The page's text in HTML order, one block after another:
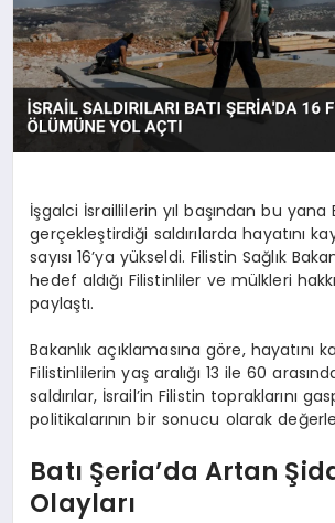
SPOR
TEKNOLOJI
İşgalci İsraillilerin yıl başından bu yana
gerçekleştirdiği saldırılarda hayatını
sayısı 16’ya yükseldi. Filistin Sağlık
hedef aldığı Filistinliler ve mülkleri
paylaştı.
Bakanlık açıklamasına göre, hayatını
Filistinlilerin yaş aralığı 13 ile 60
saldırılar, İsrail’in Filistin topraklarını
politikalarının bir sonucu olarak
Batı Şeria’da Artan
Olayları